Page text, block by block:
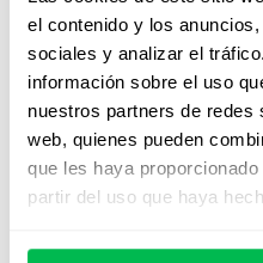
el contenido y los
sociales y analizar el
información sobre el uso
nuestros partners de redes
web, quienes pueden
que les haya
partir del uso que haya
reconocimiento social o
por el esfuerzo realizado.
Desintegración de la
parte de los
compañeros.
Falta de equidad:
ascensos.